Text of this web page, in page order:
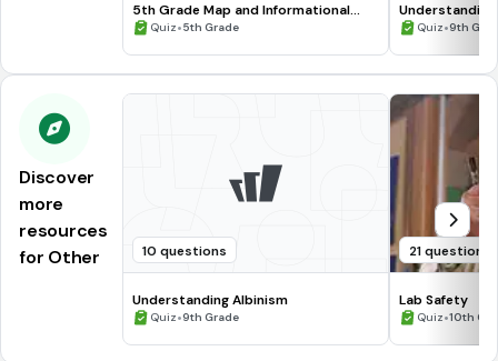
5th Grade Map and Informational
Processing Skills
Quiz•5th Grade Quiz•9th
Discover
more
resources
for Other
10 questions
Understanding Albinism
Quiz•9th Grade
21 questions
Lab Safety
Quiz•10th